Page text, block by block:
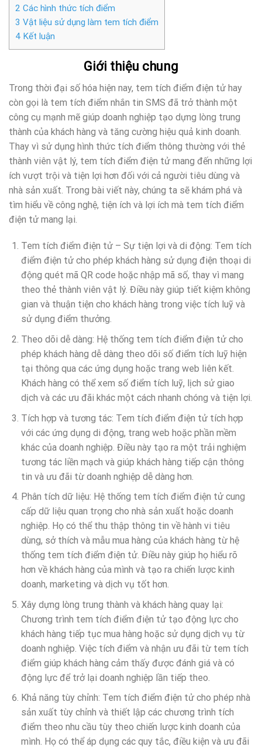
2 Các hình thức tích điểm
3 Vật liệu sử dụng làm tem tích điểm
4 Kết luận
Giới thiệu chung
Trong thời đại số hóa hiện nay, tem tích điểm điện tử hay
còn gọi là tem tích điểm nhắn tin SMS đã trở thành một
công cụ mạnh mẽ giúp doanh nghiệp tạo dựng lòng trung
thành của khách hàng và tăng cường hiệu quả kinh doanh.
Thay vì sử dụng hình thức tích điểm thông thường với thẻ
thành viên vật lý, tem tích điểm điện tử mang đến những lợi
ích vượt trội và tiện lợi hơn đối với cả người tiêu dùng và
nhà sản xuất. Trong bài viết này, chúng ta sẽ khám phá và
tìm hiểu về công nghệ, tiện ích và lợi ích mà tem tích điểm
điện tử mang lại.
Tem tích điểm điện tử – Sự tiện lợi và di động: Tem tích
điểm điện tử cho phép khách hàng sử dụng điện thoại di
động quét mã QR code hoặc nhập mã số, thay vì mang
theo thẻ thành viên vật lý. Điều này giúp tiết kiệm không
gian và thuận tiện cho khách hàng trong việc tích luỹ và
sử dụng điểm thưởng.
Theo dõi dễ dàng: Hệ thống tem tích điểm điện tử cho
phép khách hàng dễ dàng theo dõi số điểm tích luỹ hiện
tại thông qua các ứng dụng hoặc trang web liên kết.
Khách hàng có thể xem số điểm tích luỹ, lịch sử giao
dịch và các ưu đãi khác một cách nhanh chóng và tiện lợi.
Tích hợp và tương tác: Tem tích điểm điện tử tích hợp
với các ứng dụng di động, trang web hoặc phần mềm
khác của doanh nghiệp. Điều này tạo ra một trải nghiệm
tương tác liền mạch và giúp khách hàng tiếp cận thông
tin và ưu đãi từ doanh nghiệp dễ dàng hơn.
Phân tích dữ liệu: Hệ thống tem tích điểm điện tử cung
cấp dữ liệu quan trọng cho nhà sản xuất hoặc doanh
nghiệp. Họ có thể thu thập thông tin về hành vi tiêu
dùng, sở thích và mẫu mua hàng của khách hàng từ hệ
thống tem tích điểm điện tử. Điều này giúp họ hiểu rõ
hơn về khách hàng của mình và tạo ra chiến lược kinh
doanh, marketing và dịch vụ tốt hơn.
Xây dựng lòng trung thành và khách hàng quay lại:
Chương trình tem tích điểm điện tử tạo động lực cho
khách hàng tiếp tục mua hàng hoặc sử dụng dịch vụ từ
doanh nghiệp. Việc tích điểm và nhận ưu đãi từ tem tích
điểm giúp khách hàng cảm thấy được đánh giá và có
động lực để trở lại doanh nghiệp lần tiếp theo.
Khả năng tùy chỉnh: Tem tích điểm điện tử cho phép nhà
sản xuất tùy chỉnh và thiết lập các chương trình tích
điểm theo nhu cầu tùy theo chiến lược kinh doanh của
mình. Họ có thể áp dụng các quy tắc, điều kiện và ưu đãi